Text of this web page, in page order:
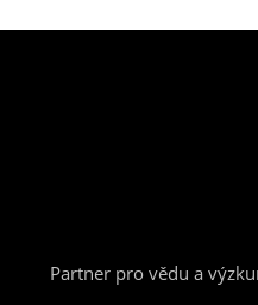
Partner pro vědu a